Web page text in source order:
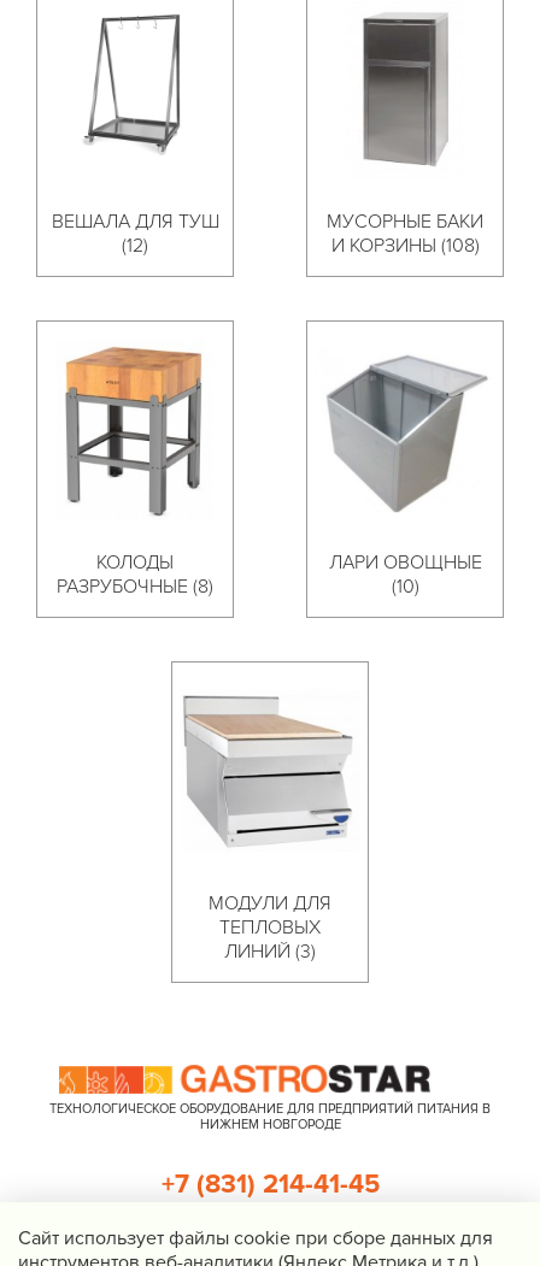
ВЕШАЛА ДЛЯ ТУШ
(12)
МУСОРНЫЕ БАКИ
И КОРЗИНЫ (108)
КОЛОДЫ
РАЗРУБОЧНЫЕ (8)
ЛАРИ ОВОЩНЫЕ
(10)
МОДУЛИ ДЛЯ
ТЕПЛОВЫХ
ЛИНИЙ (3)
ТЕХНОЛОГИЧЕСКОЕ ОБОРУДОВАНИЕ ДЛЯ ПРЕДПРИЯТИЙ ПИТАНИЯ В
НИЖНЕМ НОВГОРОДЕ
+7 (831) 214-41-45
Cайт использует файлы cookie при сборе данных для